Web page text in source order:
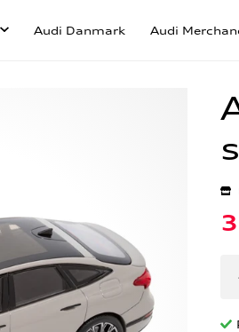
Audi Danmark Audi